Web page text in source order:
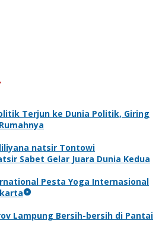
Terjun ke Dunia Politik, Giring
Tontowi
Sabet Gelar Juara Dunia Kedua
Pesta Yoga Internasional
Lampung Bersih-bersih di Pantai